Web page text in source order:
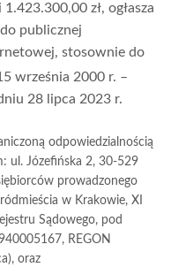
zł, ogłasza
publicznej
stosownie do
września 2000 r. –
28 lipca 2023 r.
odpowiedzialnością
ul. Józefińska 2, 30-529
prowadzonego
w Krakowie, XI
Sądowego, pod
REGON
oraz